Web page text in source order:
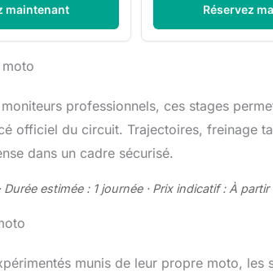
maintenant Réservez
professionnels, ces stages
officiel du circuit. Trajectoires, freinage
dans un cadre sécurisé.
Durée estimée : 1 journée · Prix indicatif : À
munis de leur propre moto,